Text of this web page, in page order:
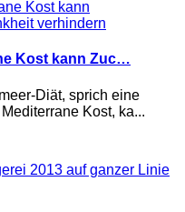
Kost kann Zuc…
Diät, sprich eine
Kost, ka...